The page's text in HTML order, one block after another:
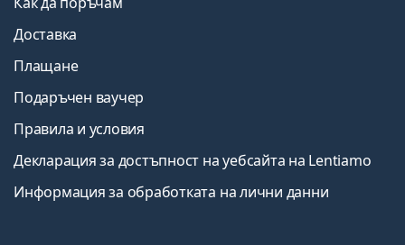
Доставка
Плащане
Подаръчен ваучер
Правила и условия
Декларация за достъпност на уебсайта на Lentiamo
Информация за обработката на лични данни